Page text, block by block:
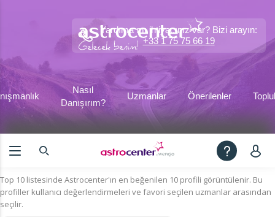
Yardıma mı ihtiyacınız var? Bizi arayın:
+33 1 75 75 66 19
Nasıl
Danışırım?
Uzmanlar Önerilenler
Top 10 listesinde Astrocenter'ın en beğenilen 10 profili görüntülenir. Bu
profiller kullanıcı değerlendirmeleri ve favori seçilen uzmanlar arasından
seçilir.